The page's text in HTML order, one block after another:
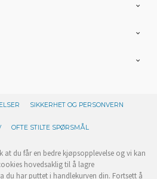
SIKKERHET OG PERSONVERN
OFTE STILTE SPØRSMÅL
at du får en bedre kjøpsopplevelse og vi kan
hovedsaklig til å lagre
du har puttet i handlekurven din. Fortsett å